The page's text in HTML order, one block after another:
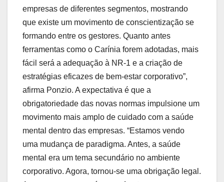
empresas de diferentes segmentos, mostrando
que existe um movimento de conscientização se
formando entre os gestores. Quanto antes
ferramentas como o Carínia forem adotadas, mais
fácil será a adequação à NR-1 e a criação de
estratégias eficazes de bem-estar corporativo”,
afirma Ponzio. A expectativa é que a
obrigatoriedade das novas normas impulsione um
movimento mais amplo de cuidado com a saúde
mental dentro das empresas. “Estamos vendo
uma mudança de paradigma. Antes, a saúde
mental era um tema secundário no ambiente
corporativo. Agora, tornou-se uma obrigação legal.